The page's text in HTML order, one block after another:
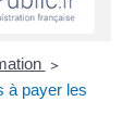
>
à payer les